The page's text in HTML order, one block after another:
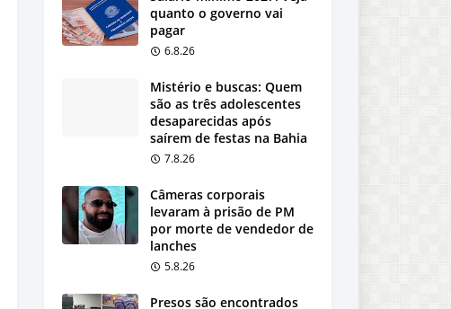
quanto o governo vai
pagar
6.8.26
Mistério e buscas: Quem
são as três adolescentes
desaparecidas após
saírem de festas na Bahia
7.8.26
Câmeras corporais
levaram à prisão de PM
por morte de vendedor de
lanches
5.8.26
Presos são encontrados